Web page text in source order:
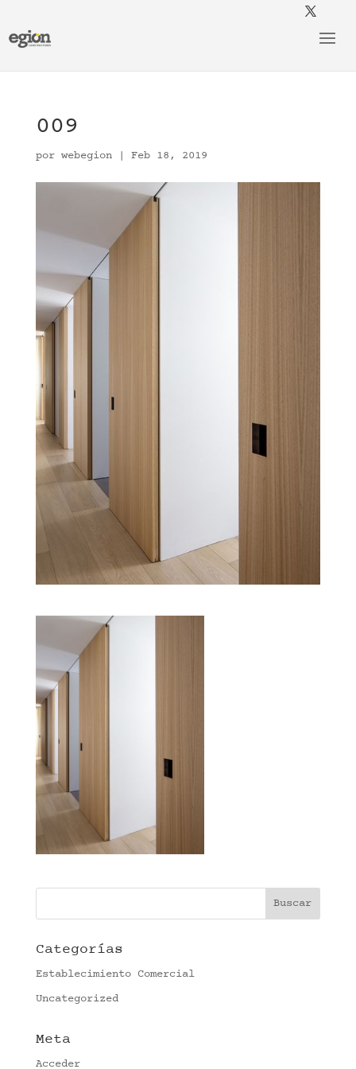
009
por webegion| Feb 18, 2019
Categorías
Establecimiento Comercial
Uncategorized
Meta
Acceder